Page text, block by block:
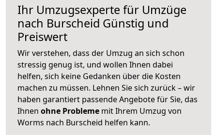
Ihr Umzugsexperte für Umzüge
nach Burscheid Günstig und
Preiswert
Wir verstehen, dass der Umzug an sich schon
stressig genug ist, und wollen Ihnen dabei
helfen, sich keine Gedanken über die Kosten
machen zu müssen. Lehnen Sie sich zurück – wir
haben garantiert passende Angebote für Sie, das
Ihnen ohne Probleme mit Ihrem Umzug von
Worms nach Burscheid helfen kann.